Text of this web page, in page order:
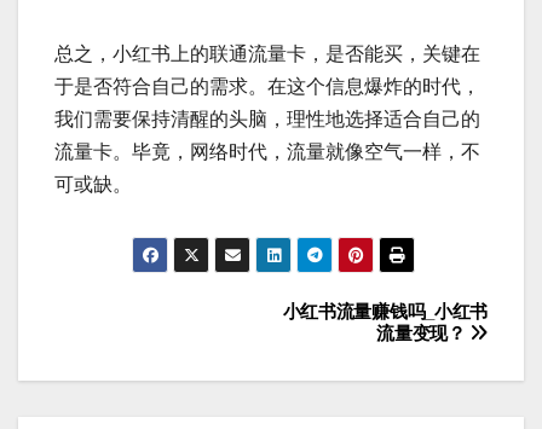
总之，小红书上的联通流量卡，是否能买，关键在
于是否符合自己的需求。在这个信息爆炸的时代，
我们需要保持清醒的头脑，理性地选择适合自己的
流量卡。毕竟，网络时代，流量就像空气一样，不
可或缺。
章
小红书流量赚钱吗_小红书
流量变现？